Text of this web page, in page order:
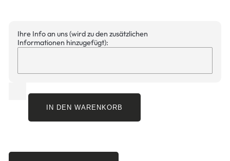
Ihre Info an uns (wird zu den zusätzlichen
Informationen hinzugefügt):
IN DEN WARENKORB